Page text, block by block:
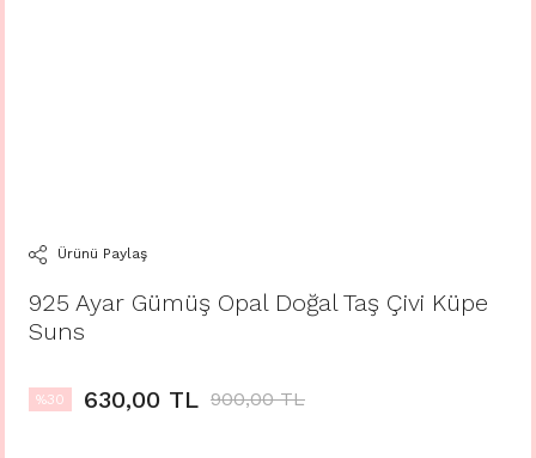
Ürünü Paylaş
925 Ayar Gümüş Opal Doğal Taş Çivi Küpe
Suns
%30 630,00 TL 900,00 TL